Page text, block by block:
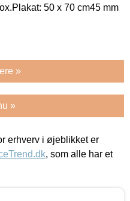
50 x 70 cm45 mm
»
»
erhverv i øjeblikket er
, som alle har et